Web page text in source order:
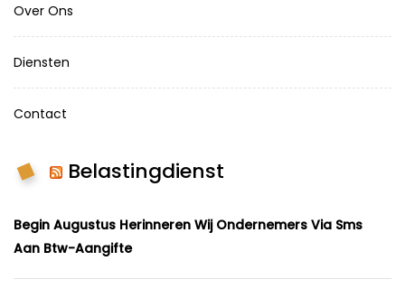
Over Ons
Diensten
Contact
Belastingdienst
Begin Augustus Herinneren Wij Ondernemers Via Sms
Aan Btw-Aangifte